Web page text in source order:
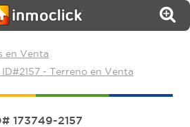
en Venta
- Terreno en Venta
173749-2157